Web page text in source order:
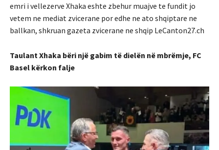
emri i vellezerve Xhaka eshte zbehur muajve te fundit jo
vetem ne mediat zvicerane por edhe ne ato shqiptare ne
ballkan, shkruan gazeta zvicerane ne shqip LeCanton27.ch
Taulant Xhaka bëri një gabim të dielën në mbrëmje, FC
Basel kërkon falje